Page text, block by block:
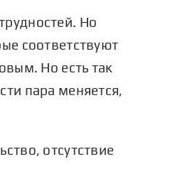
Но
соответствуют
Но есть так
пара меняется,
отсутствие